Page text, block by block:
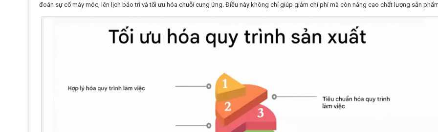
đoán sự cố máy móc, lên lịch bảo trì và tối ưu hóa chuỗi cung ứng. Điều này không chỉ giúp giảm chi phí mà còn nâng cao chất lượng sản